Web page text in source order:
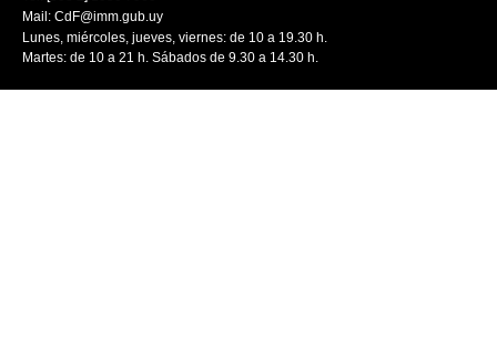
Mail: CdF@imm.gub.uy
Lunes, miércoles, jueves, viernes: de 10 a 19.30 h.
Martes: de 10 a 21 h. Sábados de 9.30 a 14.30 h.